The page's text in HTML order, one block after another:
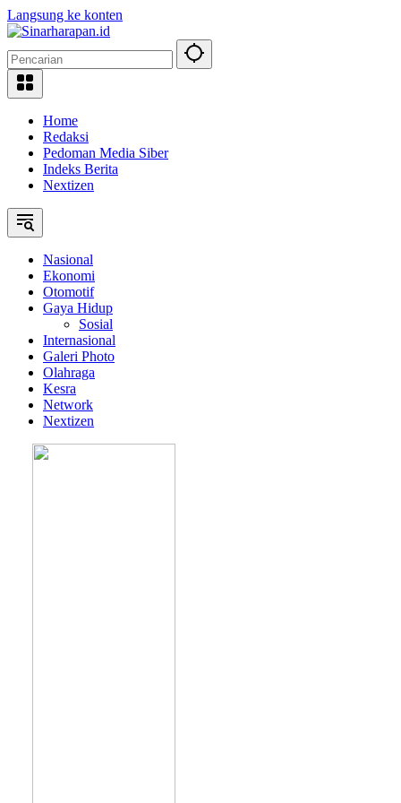
Langsung ke konten
Home
Redaksi
Pedoman Media Siber
Indeks Berita
Nextizen
Nasional
Ekonomi
Otomotif
Gaya Hidup
Sosial
Internasional
Galeri Photo
Olahraga
Kesra
Network
Nextizen